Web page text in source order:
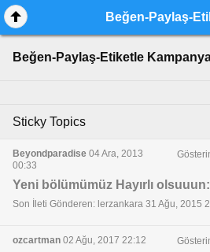
Beğen-Paylaş-Etiketle
Sticky Topics
Beyondparadise 04 Ara, 2013
00:33
Yeni bölümümüz Hayırlı
Son İleti Gönderen: lerzankara 31 Ağu, 2015
ozcartman 02 Ağu, 2017 22:12